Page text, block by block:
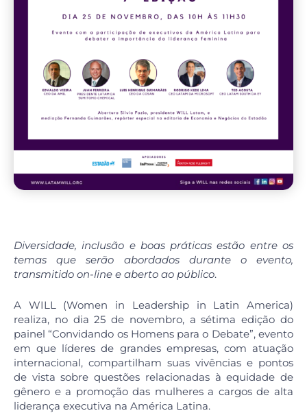
Diversidade, inclusão e boas práticas estão entre os
temas que serão abordados durante o evento,
transmitido on-line e aberto ao público.
A WILL (Women in Leadership in Latin America)
realiza, no dia 25 de novembro, a sétima edição do
painel “Convidando os Homens para o Debate”, evento
em que líderes de grandes empresas, com atuação
internacional, compartilham suas vivências e pontos
de vista sobre questões relacionadas à equidade de
gênero e a promoção das mulheres a cargos de alta
liderança executiva na América Latina.